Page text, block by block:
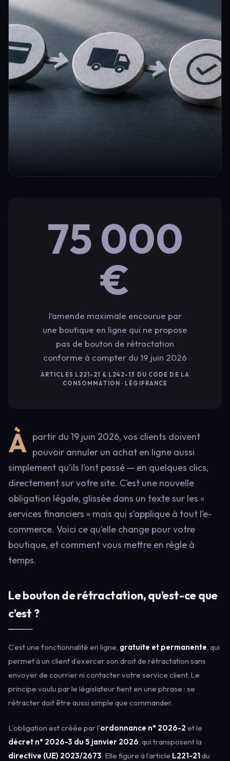
75 000
€
l’amende maximale encourue par
une boutique en ligne qui ne propose
pas de bouton de rétractation
conforme à compter du 19 juin 2026
ARTICLES L221-21 & L242-13 DU CODE DE LA
CONSOMMATION · LÉGIFRANCE
À partir du 19 juin 2026, vos clients doivent
pouvoir annuler un achat en ligne aussi
simplement qu’ils l’ont passé — en quelques clics,
directement sur votre site. C’est une nouvelle
obligation légale, glissée dans un texte sur les «
services financiers » mais qui s’applique à tout l’e-
commerce. Voici ce qu’elle change pour votre
boutique, et comment vous mettre en règle à
temps.
Le bouton de rétractation, qu’est-ce que
c’est ?
C’est une fonctionnalité en ligne, gratuite et permanente, qui
permet à un client d’exercer son droit de rétractation sans
envoyer de courrier ni contacter votre service client. Le
principe voulu par le législateur tient en une phrase : se
rétracter doit être aussi simple que commander.
L’obligation est créée par l’ordonnance n° 2026-2 et le
décret n° 2026-3 du 5 janvier 2026, qui transposent la
directive (UE) 2023/2673. Elle figure à l’article L221-21 du